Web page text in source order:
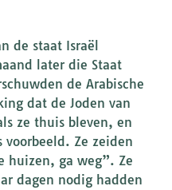
de staat Israël
later die Staat
de Arabische
dat de Joden van
ze thuis bleven, en
voorbeeld. Ze zeiden
huizen, ga weg”. Ze
dagen nodig hadden